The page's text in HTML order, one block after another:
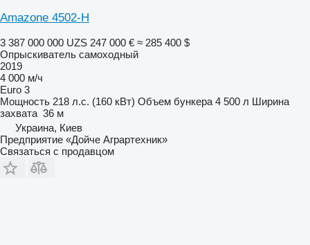
Amazone 4502-H
3 387 000 000 UZS 247 000 € ≈ 285 400 $
Опрыскиватель самоходный
2019
4 000 м/ч
Euro 3
Мощность 218 л.с. (160 кВт) Объем бункера 4 500 л Ширина
захвата 36 м
Украина, Киев
Предприятие «Дойче Аграртехник»
Связаться с продавцом